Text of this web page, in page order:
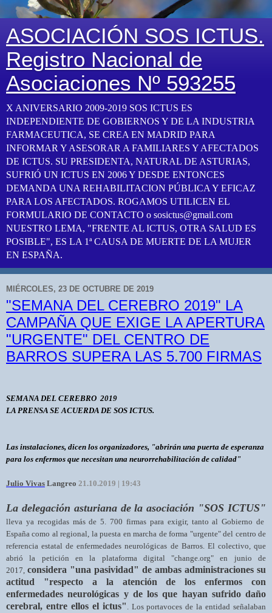
ASOCIACIÓN SOS ICTUS.
Registro Nacional de
Asociaciones Nº 593255
X ANIVERSARIO 2009-2019 SOS ICTUS ES
INDEPENDIENTE DE GOBIERNOS Y DE LA INDUSTRIA
FARMACEUTICA, SE CREA EN MADRID PARA
INFORMAR Y ASESORAR A FAMILIARES Y AFECTADOS
DE ICTUS. SU PRESIDENTA, NATURAL DE ASTURIAS,
SUFRIÓ UN ICTUS EN 2006 Y DESDE ENTONCES
DEMANDA UNA REHABILITACION PÚBLICA Y EFICAZ
PARA LOS AFECTADOS. ROGAMOS UTILICEN EL
FORMULARIO DE CONTACTO o sosictus@gmail.com
NUESTRO LEMA, "FRENTE AL ICTUS, OTRA SALUD ES
POSIBLE", ES LA 1ª CAUSA DE MUERTE DE LA MUJER
EN ESPAÑA.
MIÉRCOLES, 23 DE OCTUBRE DE 2019
"SEMANA DEL CEREBRO 2019" LA
CAMPAÑA QUE EXIGE LA APERTURA
"URGENTE" DEL CENTRO DE
BARROS SUPERA LAS 5.700 FIRMAS
SEMANA DEL CEREBRO 2019
LA PRENSA SE ACUERDA DE SOS ICTUS.
Las instalaciones, dicen los organizadores, "abrirán una puerta de esperanza
para los enfermos que necesitan una neurorrehabilitación de calidad"
Julio Vivas Langreo 21.10.2019 | 19:43
La delegación asturiana de la asociación "SOS ICTUS"
lleva ya recogidas más de 5. 700 firmas para exigir, tanto al Gobierno de
España como al regional, la puesta en marcha de forma "urgente" del centro de
referencia estatal de enfermedades neurológicas de Barros. El colectivo, que
abrió la petición en la plataforma digital "change.org" en junio de
2017, considera "una pasividad" de ambas administraciones su
actitud "respecto a la atención de los enfermos con
enfermedades neurológicas y de los que hayan sufrido daño
cerebral, entre ellos el ictus"
. Los portavoces de la entidad señalaban